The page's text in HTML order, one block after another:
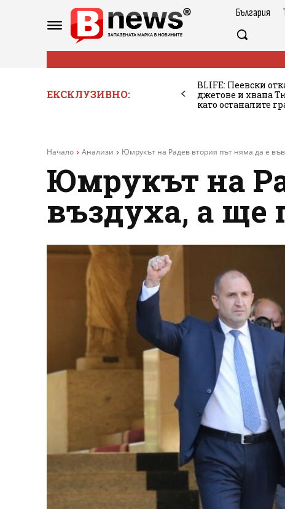
България
ЕКСКЛУЗИВНО:
BLIFE: Пеевски
джетове и хвана
като останалите
Начало Анализи Юмрукът на Радев втория път няма да е
Юмрукът на
въздуха, а ще